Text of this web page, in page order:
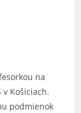
na
v Košiciach.
podmienok